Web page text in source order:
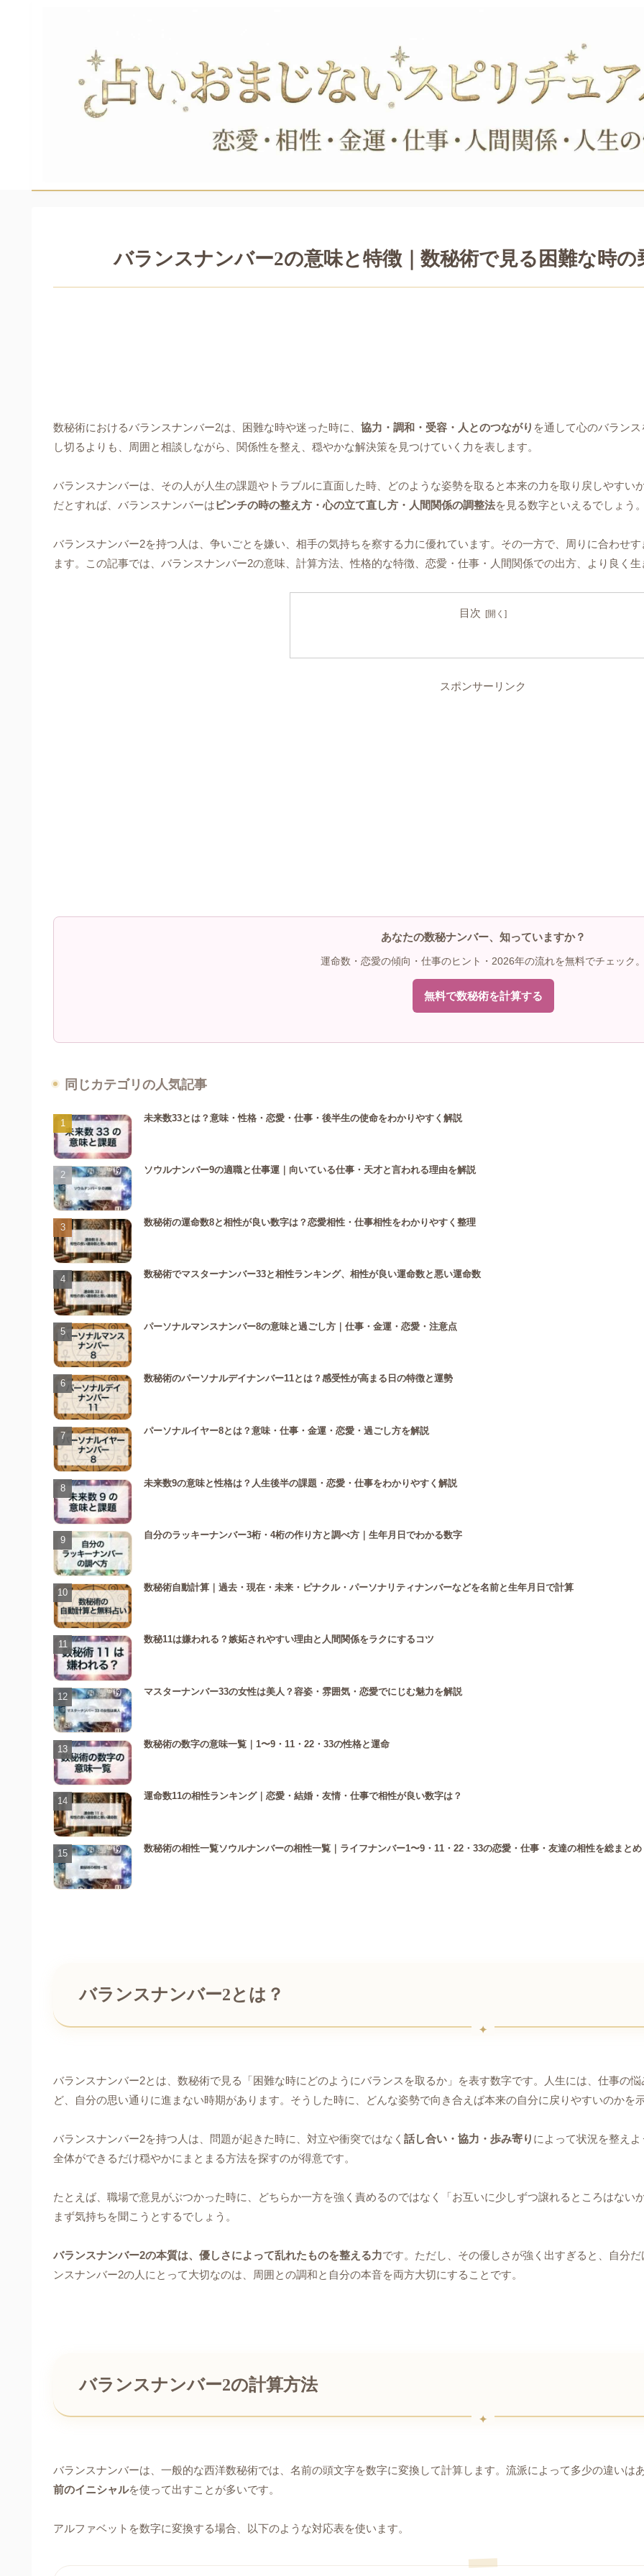
バランスナンバー2の意味と特徴｜数秘術で見る困難な時
数秘術におけるバランスナンバー2は、困難な時や迷った時に、 協力・調和・受容・人とのつながり を通して心のバラン
し切るよりも、周囲と相談しながら、関係性を整え、穏やかな解決策を見つけていく力を表します。
バランスナンバーは、その人が人生の課題やトラブルに直面した時、どのような姿勢を取ると本来の力を取り戻しやすい
だとすれば、バランスナンバーはピンチの時の整え方・心の立て直し方・人間関係の調整法を見る数字といえるでしょう
バランスナンバー2を持つ人は、争いごとを嫌い、相手の気持ちを察する力に優れています。その一方で、周りに合わせ
ます。この記事では、バランスナンバー2の意味、計算方法、性格的な特徴、恋愛・仕事・人間関係での出方、より良く
目次
スポンサーリンク
あなたの数秘ナンバー、知っていますか？
運命数・恋愛の傾向・仕事のヒント・2026年の流れを無料でチェック
無料で数秘術を計算する
同じカテゴリの人気記事
未来数33とは？意味・性格・恋愛・仕事・後半生の使命をわかりやすく解説
ソウルナンバー9の適職と仕事運｜向いている仕事・天才と言われる理由を解説
数秘術の運命数8と相性が良い数字は？恋愛相性・仕事相性をわかりやすく整理
数秘術でマスターナンバー33と相性ランキング、相性が良い運命数と悪い運命数
パーソナルマンスナンバー8の意味と過ごし方｜仕事・金運・恋愛・注意点
数秘術のパーソナルデイナンバー11とは？感受性が高まる日の特徴と運勢
パーソナルイヤー8とは？意味・仕事・金運・恋愛・過ごし方を解説
未来数9の意味と性格は？人生後半の課題・恋愛・仕事をわかりやすく解説
自分のラッキーナンバー3桁・4桁の作り方と調べ方｜生年月日でわかる数字
数秘術自動計算｜過去・現在・未来・ピナクル・パーソナリティナンバーなどを名前と生年月日で計算
数秘11は嫌われる？嫉妬されやすい理由と人間関係をラクにするコツ
マスターナンバー33の女性は美人？容姿・雰囲気・恋愛でにじむ魅力を解説
数秘術の数字の意味一覧｜1〜9・11・22・33の性格と運命
運命数11の相性ランキング｜恋愛・結婚・友情・仕事で相性が良い数字は？
数秘術の相性一覧ソウルナンバーの相性一覧｜ライフナンバー1〜9・11・22・33の恋愛・仕事・友達の相性を総まとめ
バランスナンバー2とは？
バランスナンバー2とは、数秘術で見る「困難な時にどのようにバランスを取るか」を表す数字です。人生には、仕事の
ど、自分の思い通りに進まない時期があります。そうした時に、どんな姿勢で向き合えば本来の自分に戻りやすいのかを
バランスナンバー2を持つ人は、問題が起きた時に、対立や衝突ではなく 話し合い・協力・歩み寄り によって状況を整え
全体ができるだけ穏やかにまとまる方法を探すのが得意です。
たとえば、職場で意見がぶつかった時に、どちらか一方を強く責めるのではなく「お互いに少しずつ譲れるところはな
まず気持ちを聞こうとするでしょう。
バランスナンバー2の本質は、優しさによって乱れたものを整える力です。ただし、その優しさが強く出すぎると、自分
ンスナンバー2の人にとって大切なのは、周囲との調和と自分の本音を両方大切にすることです。
バランスナンバー2の計算方法
バランスナンバーは、一般的な西洋数秘術では、名前の頭文字を数字に変換して計算します。流派によって多少の違いは
前のイニシャルを使って出すことが多いです。
アルファベットを数字に変換する場合、以下のような対応表を使います。